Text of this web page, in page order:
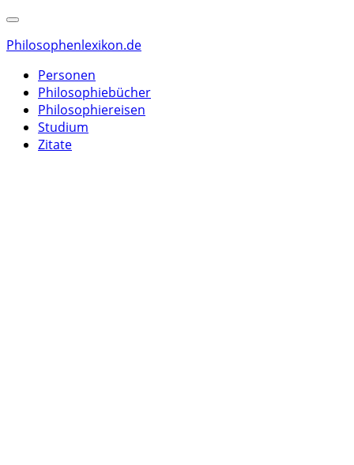
Philosophenlexikon.de
Personen
Philosophiebücher
Philosophiereisen
Studium
Zitate